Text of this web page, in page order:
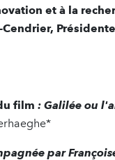
et à la
film : Galilée ou
par